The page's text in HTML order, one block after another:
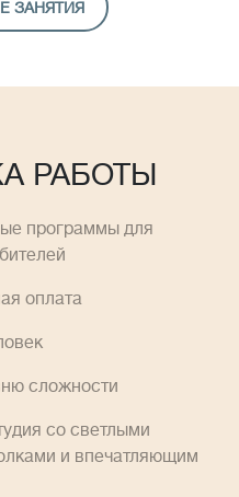
ЗАНЯТИЯ
РАБОТЫ
программы для
оплатa
сложности
со светлыми
и впечатляющим